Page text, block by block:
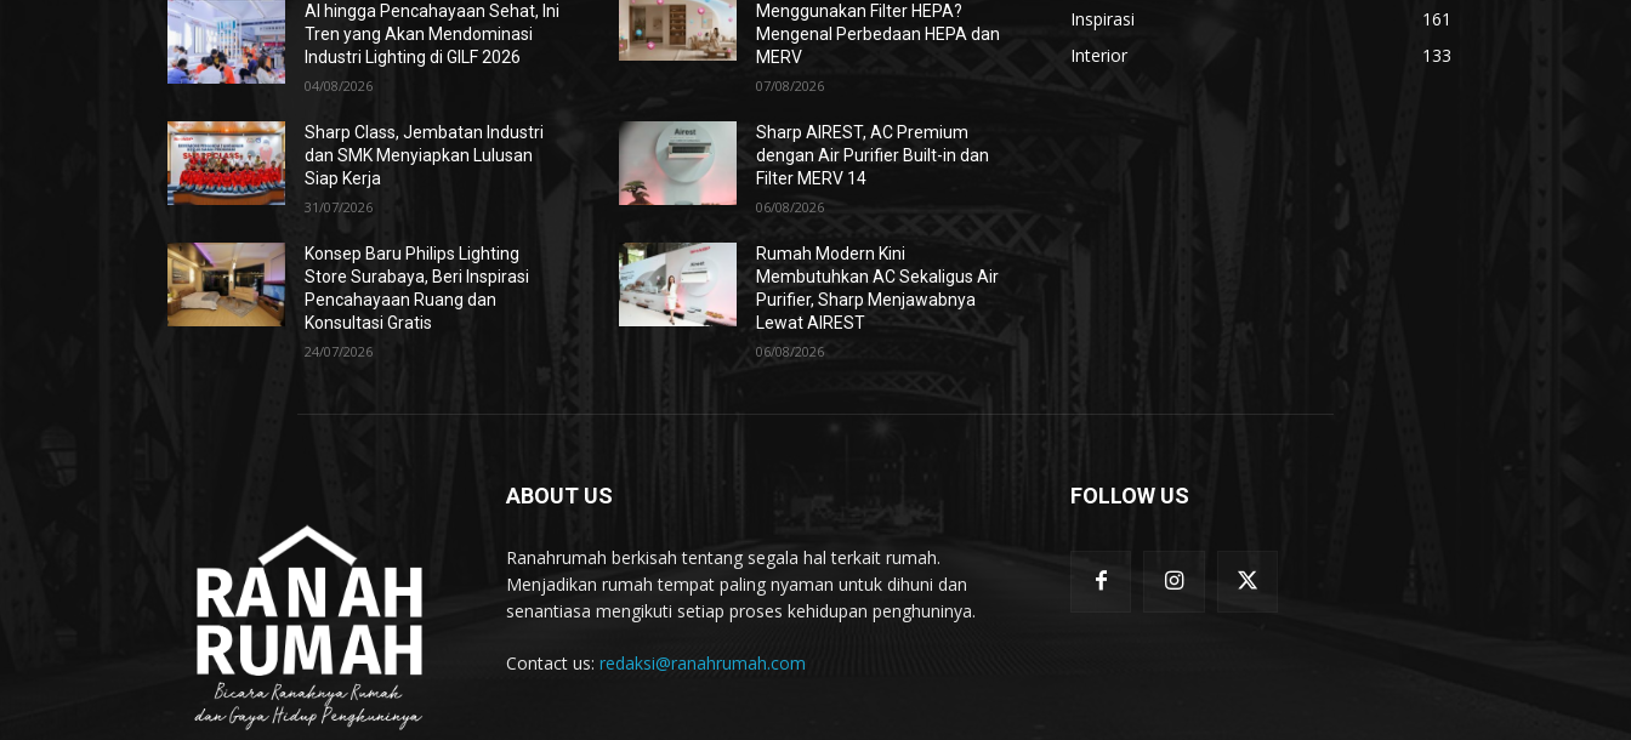
AI hingga Pencahayaan Sehat, Ini
Tren yang Akan Mendominasi
Industri Lighting di GILF 2026
04/08/2026
Sharp Class, Jembatan Industri
dan SMK Menyiapkan Lulusan
Siap Kerja
31/07/2026
Konsep Baru Philips Lighting
Store Surabaya, Beri Inspirasi
Pencahayaan Ruang dan
Konsultasi Gratis
24/07/2026
Menggunakan Filter HEPA?
Mengenal Perbedaan HEPA dan
MERV
07/08/2026
Sharp AIREST, AC Premium
dengan Air Purifier Built-in dan
Filter MERV 14
06/08/2026
Rumah Modern Kini
Membutuhkan AC Sekaligus Air
Purifier, Sharp Menjawabnya
Lewat AIREST
06/08/2026
Inspirasi
161
Interior
133
ABOUT US
Ranahrumah berkisah tentang segala hal terkait rumah.
Menjadikan rumah tempat paling nyaman untuk dihuni dan
senantiasa mengikuti setiap proses kehidupan penghuninya.
Contact us: redaksi@ranahrumah.com
FOLLOW US